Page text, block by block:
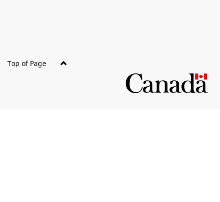
Top of Page